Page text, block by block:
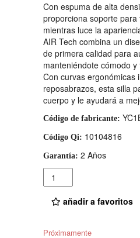
Con espuma de alta
proporciona soporte
mientras luce la
AIR Tech combina un
de primera calidad para
manteniéndote cómodo
Con curvas ergonómicas
reposabrazos, esta silla
cuerpo y le ayudará a
Código de fabricante:
Código Qi: 10104816
Garantía: 2 Años
Cantidad
añadir a favoritos
Próximamente